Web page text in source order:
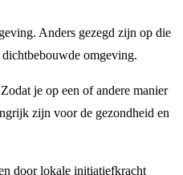
Anders gezegd zijn op die
omgeving.
je op een of andere manier
zijn voor de gezondheid en
door lokale initiatiefkracht